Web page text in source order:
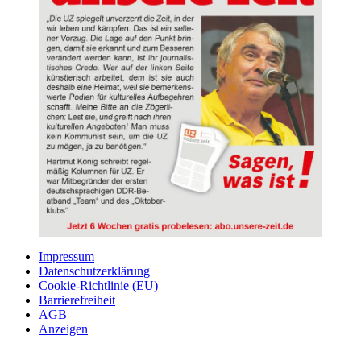
Impressum
Datenschutzerklärung
Cookie-Richtlinie (EU)
Barrierefreiheit
AGB
Anzeigen